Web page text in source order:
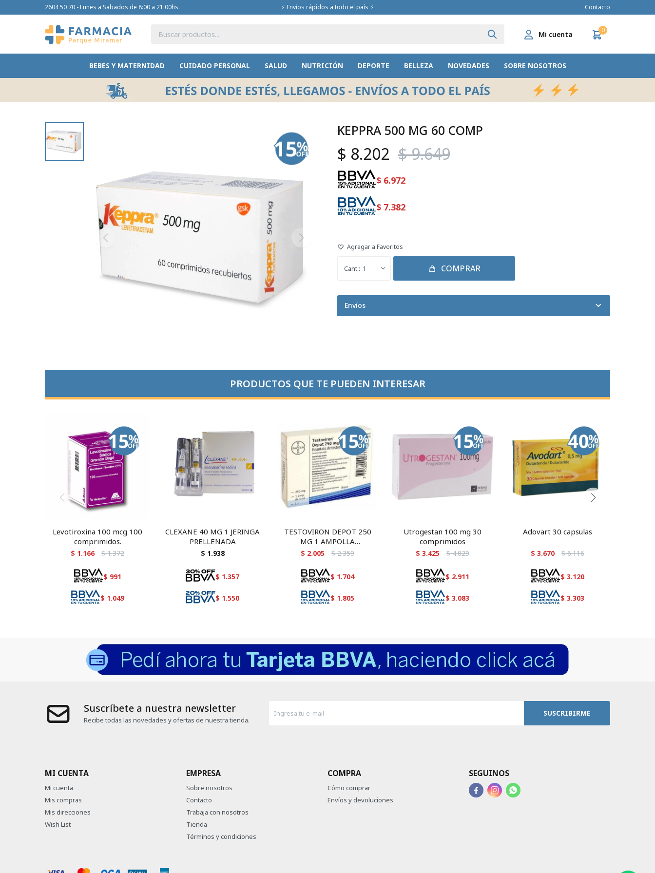
BEBES Y MATERNIDAD CUIDADO PERSONAL SALUD NUTRICIÓN DEPORTE BELLEZA NOVEDADES SOBRE NOSOTROS
0
2604 50 70 - Lunes a Sabados de 8:00 a 21:00hs. ⚡ Envíos rápidos a todo el país ⚡ Contacto
KEPPRA 500 MG 60 COMP
$ 8.202 $9.649
$ 6.972
$ 7.382
1 COMPRAR
Envíos
PRODUCTOS QUE TE PUEDEN INTERESAR
Levotiroxina 100 mcg 100
comprimidos.
$ 1.166 $ 1.372
$ 991
$ 1.049
CLEXANE 40 MG 1 JERINGA
PRELLENADA
$ 1.938
$ 1.357
$ 1.550
TESTOVIRON DEPOT 250
MG 1 AMPOLLA
INYECTABLE - BAYER
$ 2.005 $ 2.359
$ 1.704
$ 1.805
Utrogestan 100 mg 30
comprimidos
$ 3.425 $ 4.029
$ 2.911
$ 3.083
Adovart 30 capsulas
$ 3.670 $ 6.116
$ 3.120
$ 3.303
Suscríbete a nuestra newsletter
Recibe todas las novedades y ofertas de nuestra tienda.
SUSCRIBIRME
MI CUENTA
Mi cuenta
Mis compras
Mis direcciones
Wish List
EMPRESA
Sobre nosotros
Contacto
Trabaja con nosotros
Tienda
Términos y condiciones
COMPRA
Cómo comprar
Envíos y devoluciones
SEGUINOS
  